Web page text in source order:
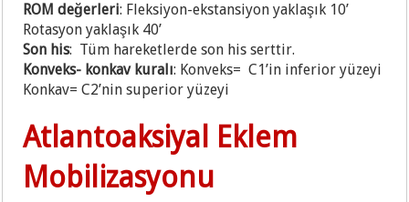
ROM değerleri: Fleksiyon-ekstansiyon yaklaşık 10’
Rotasyon yaklaşık 40’
Son his: Tüm hareketlerde son his serttir.
Konveks- konkav kuralı: Konveks= C1’in inferior yüzeyi
Konkav= C2’nin superior yüzeyi
Atlantoaksiyal Eklem
Mobilizasyonu